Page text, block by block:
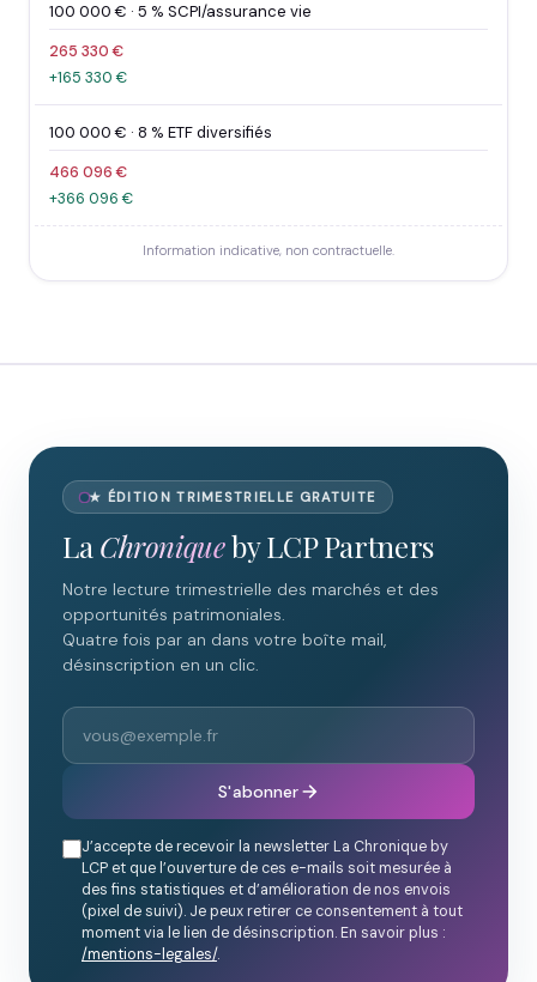
100 000 € · 5 % SCPI/assurance vie
265 330 €
+165 330 €
100 000 € · 8 % ETF diversifiés
466 096 €
+366 096 €
Information indicative, non contractuelle.
★ ÉDITION TRIMESTRIELLE GRATUITE
La Chroniqueby LCP Partners
Notre lecture trimestrielle des marchés et des
opportunités patrimoniales.
Quatre fois par an dans votre boîte mail,
désinscription en un clic.
S'abonner
J’accepte de recevoir la newsletter La Chronique by
LCP et que l’ouverture de ces e-mails soit mesurée à
des fins statistiques et d’amélioration de nos envois
(pixel de suivi). Je peux retirer ce consentement à tout
moment via le lien de désinscription. En savoir plus :
/mentions-legales/.